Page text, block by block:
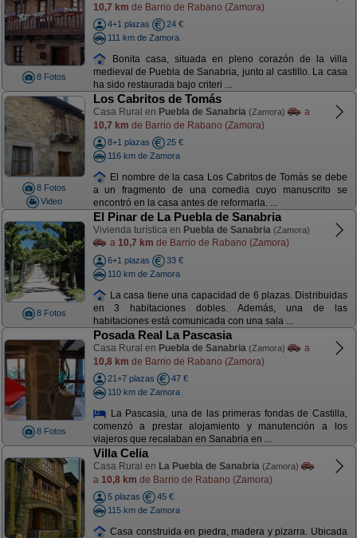
8 Fotos
10,7 km de Barrio de Rabano (Zamora)
4+1 plazas
24 €
111 km de Zamora
Bonita casa, situada en pleno corazón de la villa
medieval de Puebla de Sanabria, junto al castillo. La casa
ha sido restaurada bajo criteri ...
8 Fotos
Video
Los Cabritos de Tomás
Casa Rural en Puebla de Sanabria (Zamora)
a
10,7 km de Barrio de Rabano (Zamora)
8+1 plazas
25 €
116 km de Zamora
El nombre de la casa Los Cabritos de Tomás se debe
a un fragmento de una comedia cuyo manuscrito se
encontró en la casa antes de reformarla. ...
8 Fotos
El Pinar de La Puebla de Sanabria
Vivienda turística en Puebla de Sanabria (Zamora)
a 10,7 km de Barrio de Rabano (Zamora)
6+1 plazas
33 €
110 km de Zamora
La casa tiene una capacidad de 6 plazas. Distribuidas
en 3 habitaciones dobles. Además, una de las
habitaciones está comunicada con una sala ...
8 Fotos
Posada Real La Pascasia
Casa Rural en Puebla de Sanabria (Zamora)
a
10,8 km de Barrio de Rabano (Zamora)
21+7 plazas
47 €
110 km de Zamora
La Pascasia, una de las primeras fondas de Castilla,
comenzó a prestar alojamiento y manutención a los
viajeros que recalaban en Sanabria en ...
Villa Celia
Casa Rural en La Puebla de Sanabria (Zamora)
a 10,8 km de Barrio de Rabano (Zamora)
5 plazas
45 €
115 km de Zamora
Casa construida en piedra, madera y pizarra. Ubicada